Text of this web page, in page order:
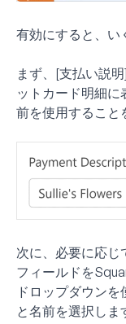
有効にすると、い
まず、[支払い説
ットカード明細に
前を使用すること
次に、必要に応じ
フィールドを
ドロップダウン
と名前を選択しま